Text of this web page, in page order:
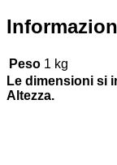
Peso 1 kg
Le dimensioni si
Altezza.